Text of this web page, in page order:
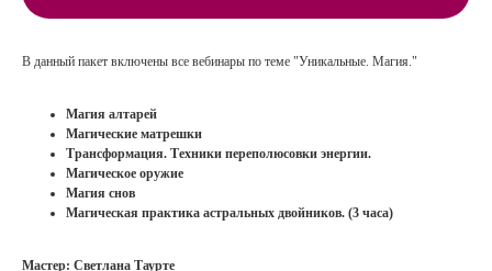
В данный пакет включены все вебинары по теме "Уникальные. Магия."
Магия алтарей
Магические матрешки
Трансформация. Техники переполюсовки энергии.
Магическое оружие
Магия снов
Магическая практика астральных двойников. (3 часа)
Мастер: Светлана Таурте